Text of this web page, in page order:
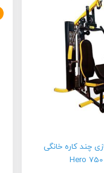
چند کاره خانگی